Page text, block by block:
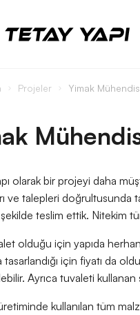
Projeler Yimak
olarak bir projeyi daha
ve talepleri doğrultusunda
şekilde teslim ettik. Nitekim
olduğu için yapıda
tasarlandığı için fiyatı da
Ayrıca tuvaleti kullanan
üretiminde kullanılan tüm